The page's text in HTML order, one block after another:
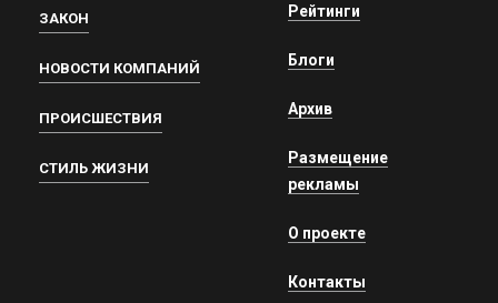
ЗАКОН
НОВОСТИ КОМПАНИЙ
ПРОИСШЕСТВИЯ
СТИЛЬ ЖИЗНИ
Рейтинги
Блоги
Архив
Размещение
рекламы
О проекте
Контакты